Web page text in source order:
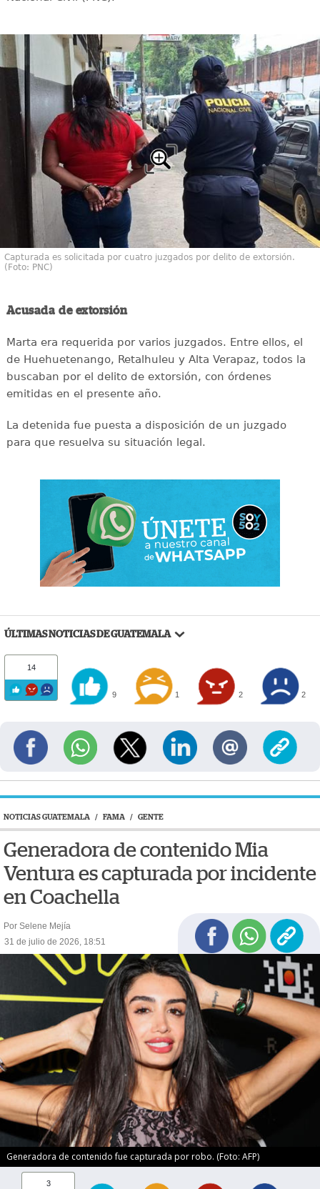
Capturada es solicitada por cuatro juzgados por delito de extorsión.
(Foto: PNC)
Acusada de extorsión
Marta era requerida por varios juzgados. Entre ellos, el
de Huehuetenango, Retalhuleu y Alta Verapaz, todos la
buscaban por el delito de extorsión, con órdenes
emitidas en el presente año.
La detenida fue puesta a disposición de un juzgado
para que resuelva su situación legal.
ÚLTIMAS NOTICIAS DE GUATEMALA
14
9 1 2 2
NOTICIAS GUATEMALA / FAMA / GENTE
Generadora de contenido Mia
Ventura es capturada por incidente
en Coachella
Por Selene Mejía
31 de julio de 2026, 18:51
Generadora de contenido fue capturada por robo. (Foto: AFP)
3